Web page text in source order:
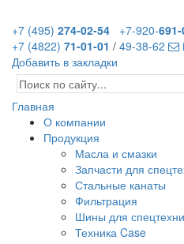
+7 (495) 274-02-54 +7-920-691-
+7 (4822) 71-01-01 / 49-38-62
Добавить в закладки
Главная
О компании
Продукция
Масла и смазки
Запчасти для
Стальные канаты
Фильтрация
Шины для
Техника Case